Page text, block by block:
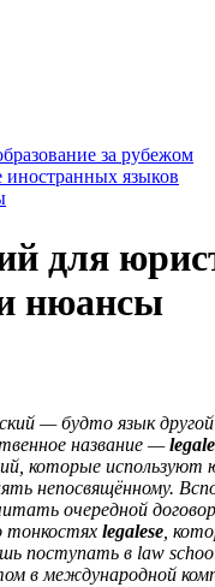
за рубежом
иностранных языков
для
нюансы
— будто язык
название —
которые используют
непосвящённому.
очередной
тонкостях legalese ,
поступать в law
в международной